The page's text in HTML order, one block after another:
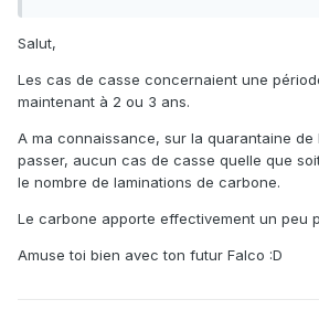
Salut,
Les cas de casse concernaient une
maintenant à 2 ou 3 ans.
A ma connaissance, sur la quarantaine de
passer, aucun cas de casse quelle que
le nombre de laminations de carbone.
Le carbone apporte effectivement un peu
Amuse toi bien avec ton futur Falco :D